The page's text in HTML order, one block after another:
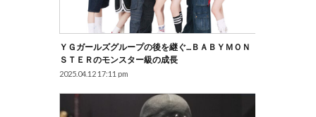
ＹＧガールズグループの後を継ぐ…ＢＡＢＹＭＯＮ
ＳＴＥＲのモンスター級の成長
2025.04.12 17:11 pm